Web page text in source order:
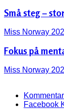
Små steg –
Miss Norway
Fokus på
Miss Norway
Facebook